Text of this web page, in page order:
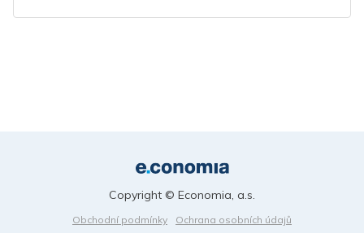
Obchodní podmínky
Ochrana osobních údajů
Copyright © Economia, a.s.